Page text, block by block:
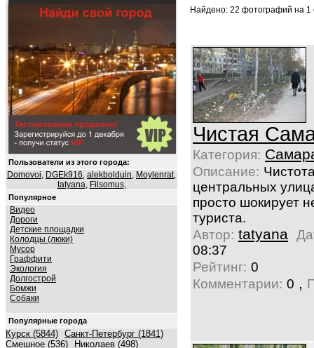
Пользователи из этого города:
Domovoi, DGEk916, alekbolduin, Moylenrat,
tatyana, Filsomus,
Популярное
Видео
Дороги
Детские площадки
Колодцы (люки)
Мусор
Граффити
Экология
Долгострой
Бомжи
Собаки
Популярные города
Курск (5844) Санкт-Петербург (1841)
Смешное (536)
Николаев (498)
Найдено: 22 фотографий на 1
Чистая
Категория:
Описание:
центральных
просто шокирует
туриста.
Автор: tatyana
08:37
Рейтинг: 0
Комментарии: 0 ,